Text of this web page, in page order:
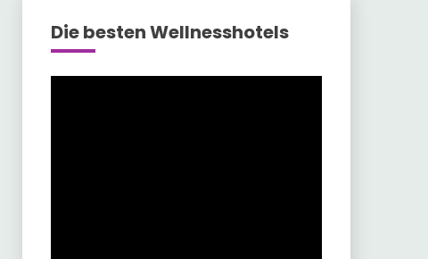
Die besten Wellnesshotels